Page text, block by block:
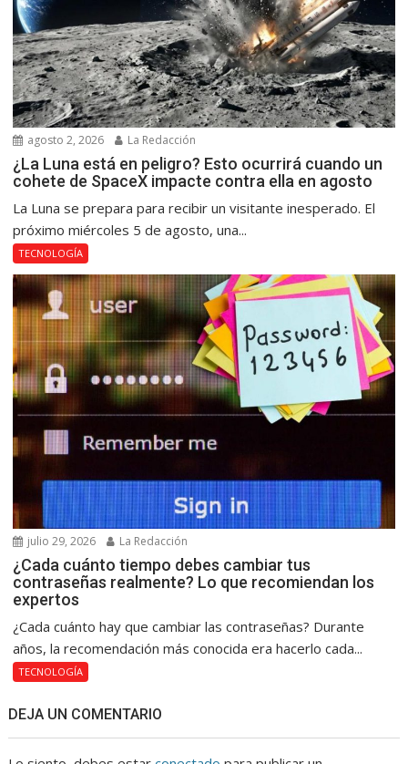
agosto 2, 2026 La Redacción
¿La Luna está en peligro? Esto ocurrirá cuando un
cohete de SpaceX impacte contra ella en agosto
La Luna se prepara para recibir un visitante inesperado. El
próximo miércoles 5 de agosto, una...
TECNOLOGÍA
julio 29, 2026 La Redacción
¿Cada cuánto tiempo debes cambiar tus
contraseñas realmente? Lo que recomiendan los
expertos
¿Cada cuánto hay que cambiar las contraseñas? Durante
años, la recomendación más conocida era hacerlo cada...
TECNOLOGÍA
DEJA UN COMENTARIO